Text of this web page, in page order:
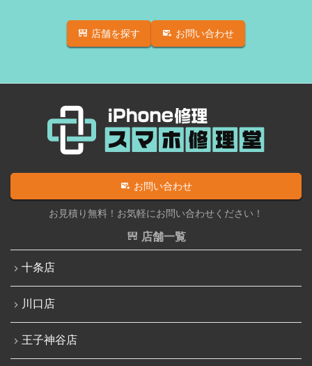
良）
iPadバッテリー交換
iPad充電コネクタ交換修理
iPad水没洗浄作業
iPadその他部品修理
Nintendo Switch修理実績
Nintendo Switchその他部品修理
Nintendo Switchバッテリー交換
Nintendo Siwtch充電コネクタ修理
Nintendo Switchタッチパネル修理交換
Nintendo Switchゲームカードスロット修理
iPhone SE（第2世代）
iPhone 12 Pro
iPhone 12 mini
iPhone 12 Pro Max
iPhone 13 Pro
iPhone 13 Pro Max
iPhone SE（第3世代）
iPhone 14
iPhone 14 Pro
iPhone 14 Pro Max
店舗を探す お問い合わせ
お問い合わせ
お見積り無料！お気軽にお問い合わせください！
店舗一覧
十条店
川口店
王子神谷店